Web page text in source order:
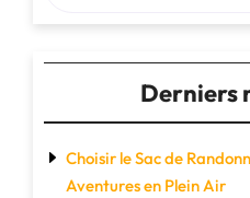
Derniers
Choisir le Sac de
Aventures en Plein Air